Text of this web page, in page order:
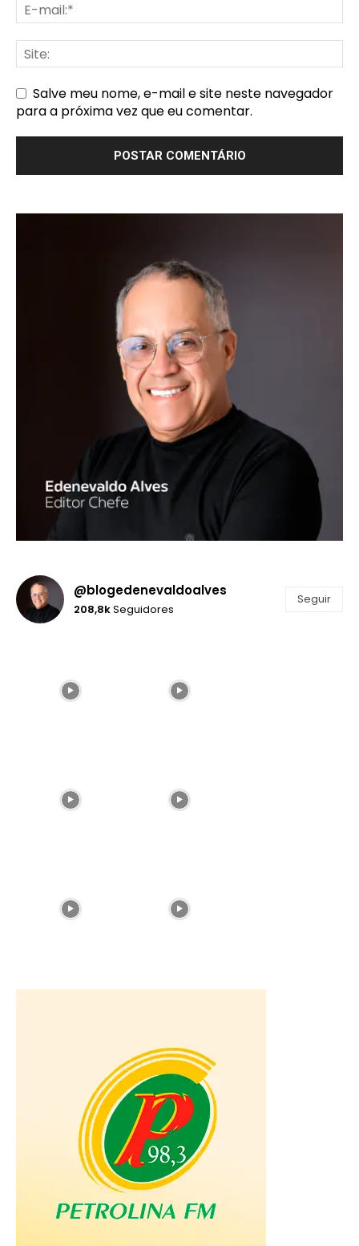
Salve meu nome, e-mail e site neste navegador
para a próxima vez que eu comentar.
@blogedenevaldoalves
208,8kSeguidores
Seguir